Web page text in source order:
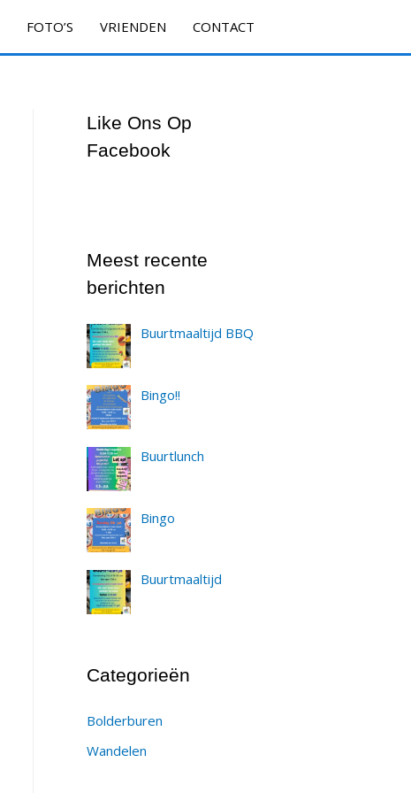
FOTO’S VRIENDEN CONTACT
Like Ons Op
Facebook
Meest recente
berichten
Buurtmaaltijd BBQ
Bingo!!
Buurtlunch
Bingo
Buurtmaaltijd
Categorieën
Bolderburen
Wandelen